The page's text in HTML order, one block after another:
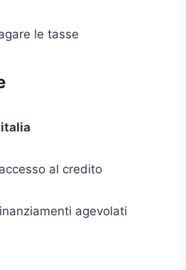
le tasse
al credito
agevolati